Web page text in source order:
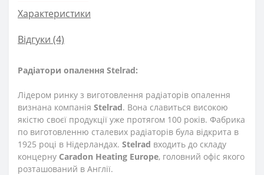
Характеристики
Відгуки (4)
Радіатори опалення Stelrad:
Лідером ринку з виготовлення радіаторів опалення
визнана компанія Stelrad. Вона славиться високою
якістю своєї продукції уже протягом 100 років. Фабрика
по виготовленню сталевих радіаторів була відкрита в
1925 році в Нідерландах. Stelrad входить до складу
концерну Caradon Heating Europe, головний офіс якого
розташований в Англії.